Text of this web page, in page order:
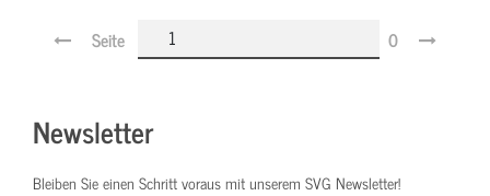
Seite 0
Newsletter
Bleiben Sie einen Schritt voraus mit unserem SVG Newsletter!